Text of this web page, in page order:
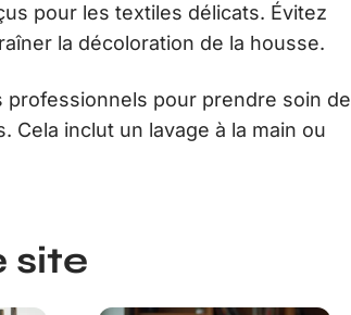
pour les textiles délicats. Évitez
la décoloration de la housse.
professionnels pour prendre soin de
inclut un lavage à la main ou
site